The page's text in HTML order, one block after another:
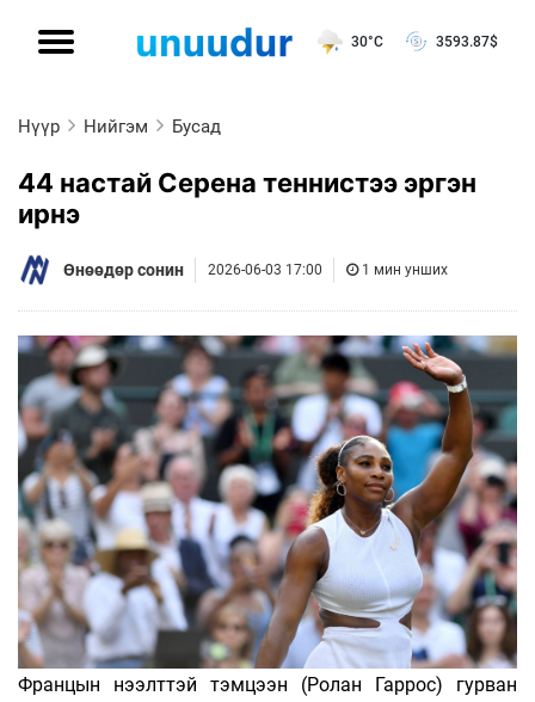
30°C 3593.87$
Нүүр Нийгэм Бусад
44 настай Серена теннистээ эргэн
ирнэ
Өнөөдөр сонин 2026-06-03 17:00 1 мин унших
Францын нээлттэй тэмцээн (Ролан Гаррос) гурван